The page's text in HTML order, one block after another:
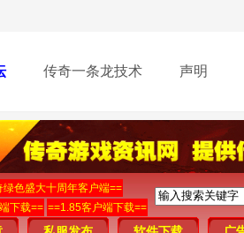
传奇一条龙技术 声明